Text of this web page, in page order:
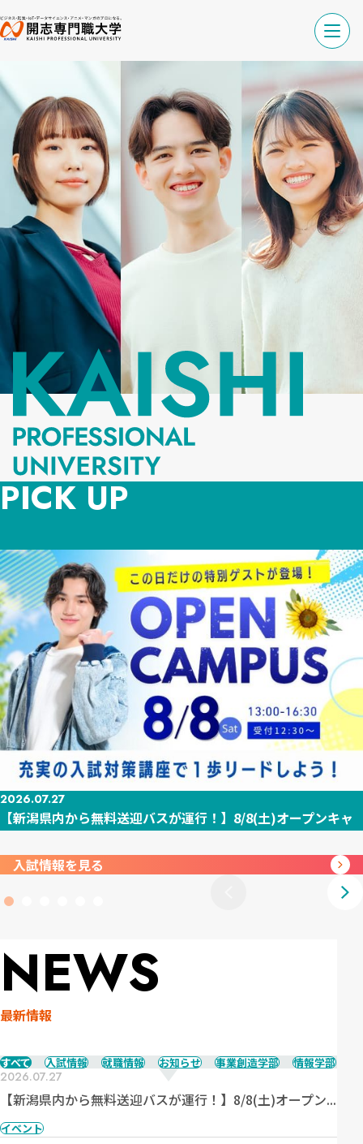
PICK UP
2026.07.27
【新潟県内から無料送迎バスが運行！】8/8(土)オープンキャ
ンパス...
入試情報を見る
NEWS
最新情報
すべて 入試情報 就職情報 お知らせ 事業創造学部 情報学部
2026.07.27
【新潟県内から無料送迎バスが運行！】8/8(土)オープン...
イベント